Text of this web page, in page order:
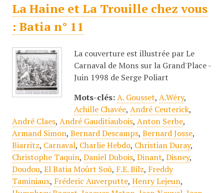
La Haine et La Trouille chez vous
: Batia n° 11
La couverture est illustrée par Le
Carnaval de Mons sur la Grand'Place -
Juin 1998 de Serge Poliart
Mots-clés: A. Gousset, A.Wéry,
Achille Chavée, André Ceuterick,
André Claes, André Gauditiaubois, Anton Serbe,
Armand Simon, Bernard Descamps, Bernard Josse,
Biarritz, Carnaval, Charlie Hebdo, Christian Duray,
Christophe Taquin, Daniel Dubois, Dinant, Disney,
Doudou, El Batia Moûrt Soû, F.E. Bilz, Freddy
Taminiaux, Fréderic Auverputte, Henry Lejeun,